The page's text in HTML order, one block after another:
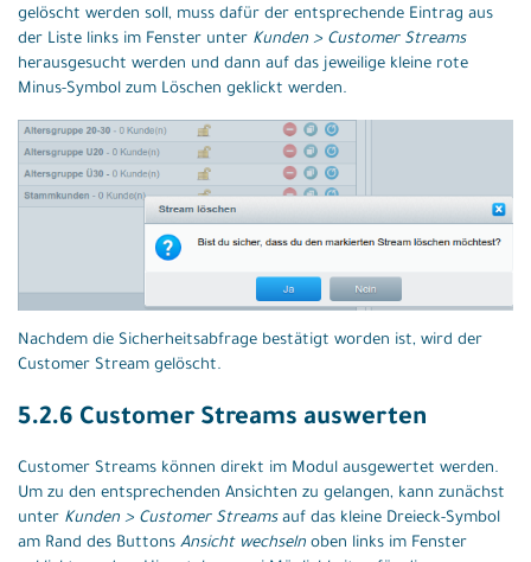
gelöscht werden soll, muss dafür der entsprechende Eintrag aus
der Liste links im Fenster unter Kunden > Customer Streams
herausgesucht werden und dann auf das jeweilige kleine rote
Minus-Symbol zum Löschen geklickt werden.
Nachdem die Sicherheitsabfrage bestätigt worden ist, wird der
Customer Stream gelöscht.
5.2.6 Customer Streams auswerten
Customer Streams können direkt im Modul ausgewertet werden.
Um zu den entsprechenden Ansichten zu gelangen, kann zunächst
unter Kunden > Customer Streamsauf das kleine Dreieck-Symbol
am Rand des Buttons Ansicht wechseln oben links im Fenster